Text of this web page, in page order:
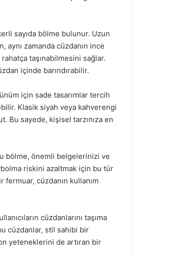
sayıda bölme bulunur. Uzun
aynı zamanda cüzdanın ince
taşınabilmesini sağlar.
içinde barındırabilir.
için sade tasarımlar tercih
Klasik siyah veya kahverengi
Bu sayede, kişisel tarzınıza en
bölme, önemli belgelerinizi ve
riskini azaltmak için bu tür
cüzdanın kullanım
cüzdanlarını taşıma
cüzdanlar, stil sahibi bir
yeteneklerini de artıran bir